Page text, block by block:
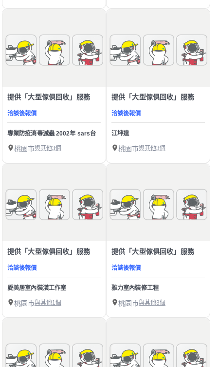
提供「大型傢俱回收」服務
洽談後報價
專業防疫消毒滅蟲 2002年 sars台
桃園市與其他3個
提供「大型傢俱回收」服務
洽談後報價
江坤達
桃園市與其他3個
提供「大型傢俱回收」服務
洽談後報價
愛美居室內裝潢工作室
桃園市與其他1個
提供「大型傢俱回收」服務
洽談後報價
雅力室內裝修工程
桃園市與其他3個